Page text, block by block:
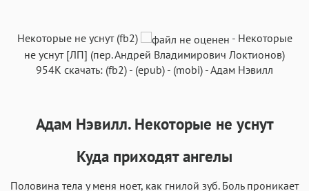
Аа Аа Аа Аа
Аа Аа Аа
Некоторые не уснут (fb2) - Некоторые
не уснут[ЛП] (пер.Андрей Владимирович Локтионов)
954K скачать: (fb2) - (epub) - (mobi) -Адам Нэвилл
Адам Нэвилл. Некоторые не уснут
Куда приходят ангелы
Половина тела у меня ноет, как гнилой зуб. Боль проникает